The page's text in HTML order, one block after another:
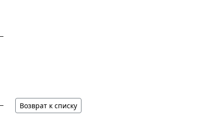
Возврат к списку